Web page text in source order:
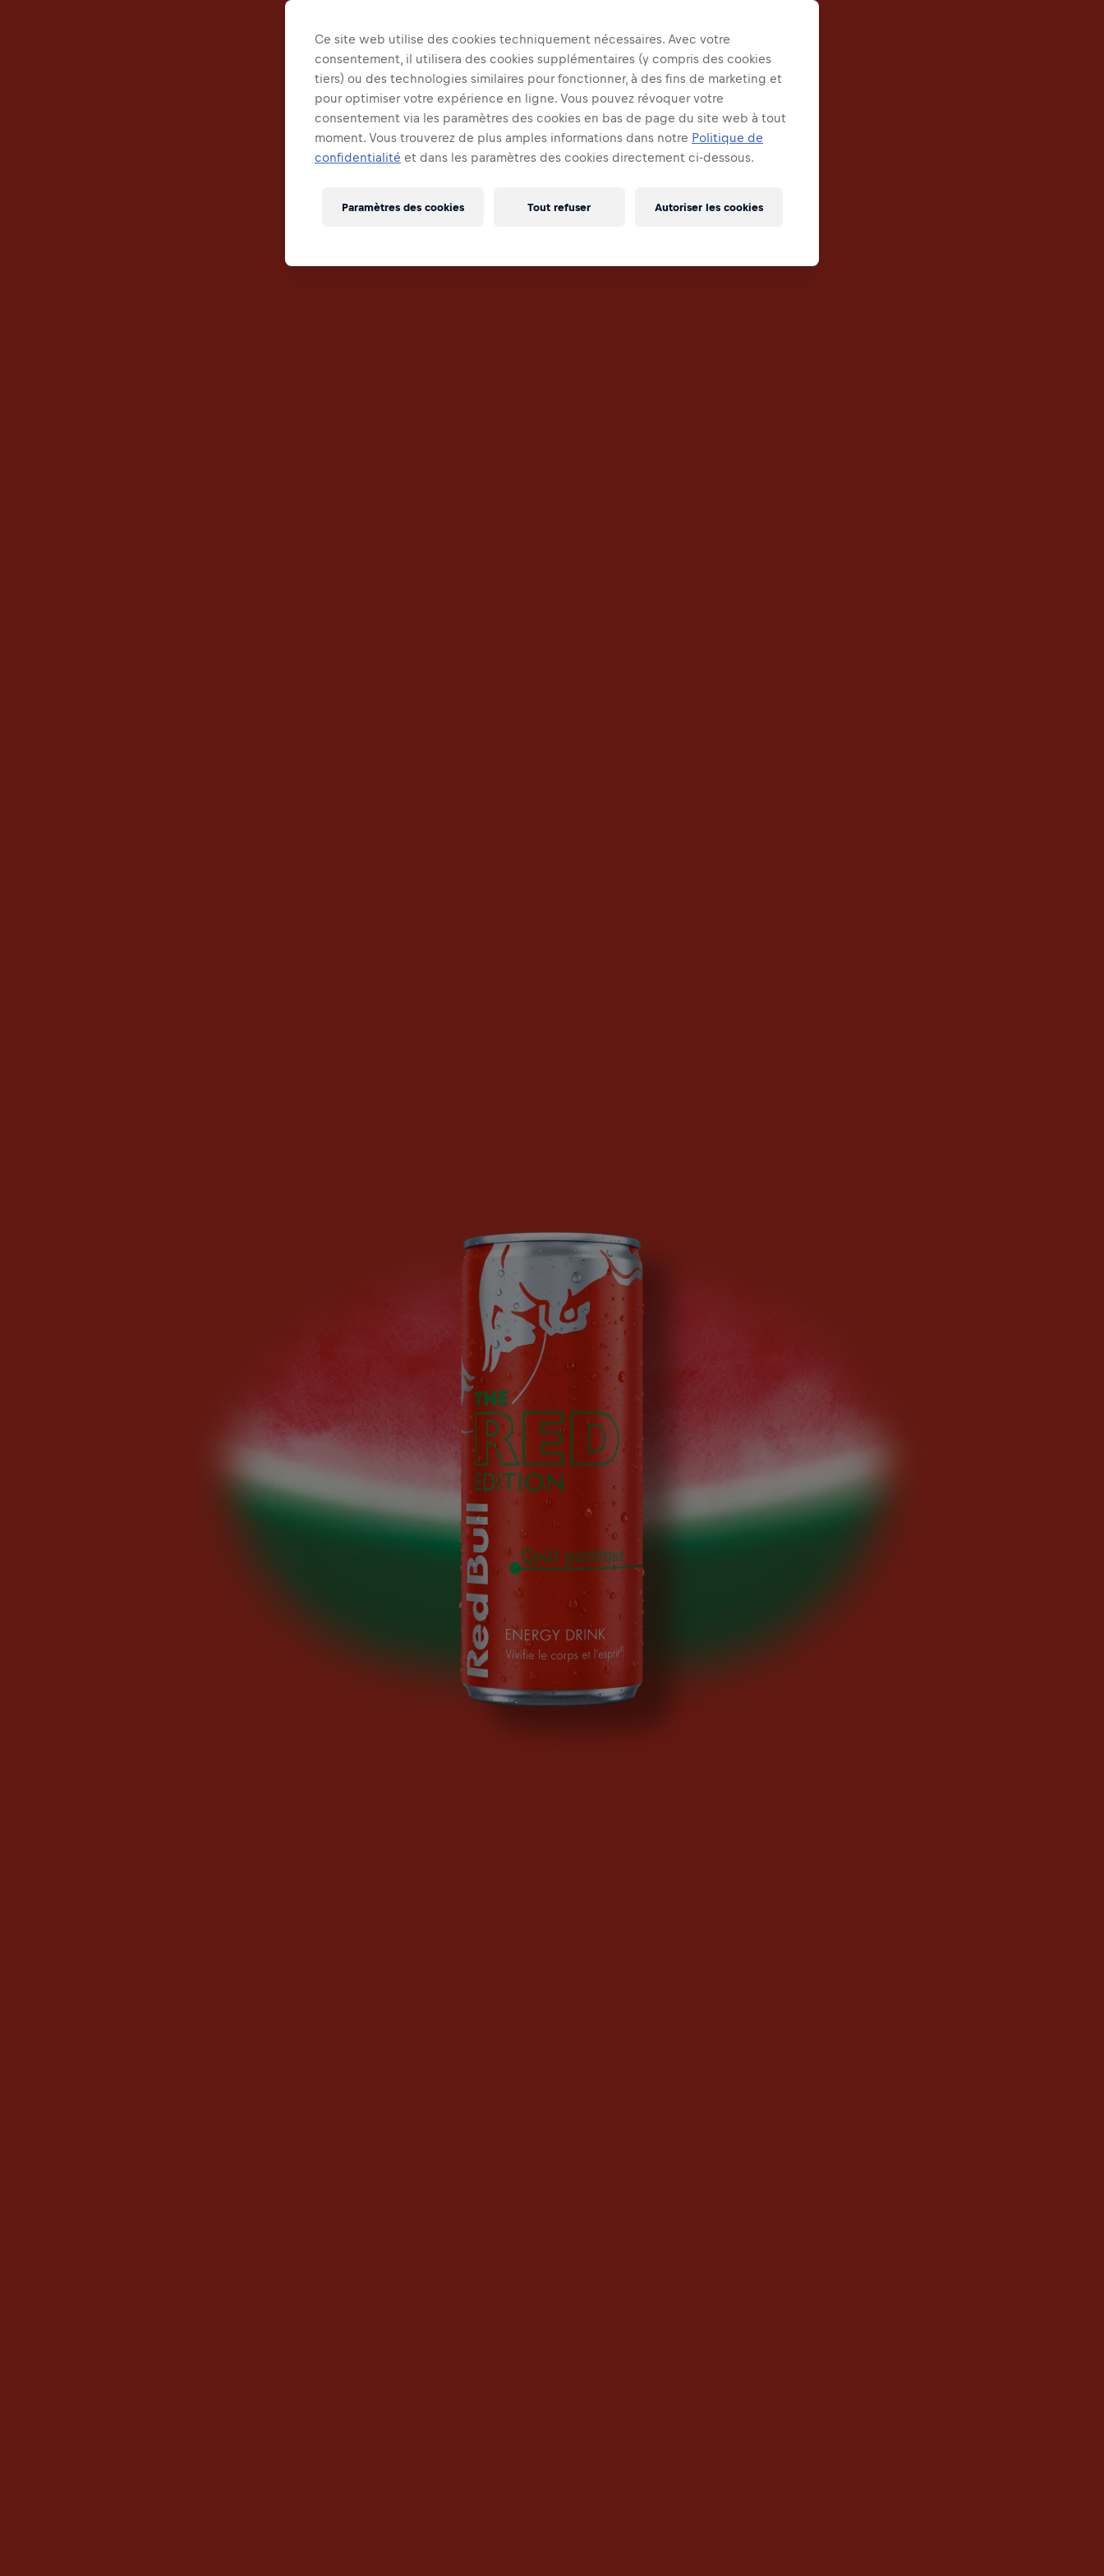
Ce site web utilise des cookies techniquement nécessaires. Avec votre
consentement, il utilisera des cookies supplémentaires (y compris des cookies
tiers) ou des technologies similaires pour fonctionner, à des fins de marketing et
pour optimiser votre expérience en ligne. Vous pouvez révoquer votre
consentement via les paramètres des cookies en bas de page du site web à tout
moment. Vous trouverez de plus amples informations dans notre Politique de
confidentialité et dans les paramètres des cookies directement ci-dessous.
Paramètres des cookies Tout refuser Autoriser les cookies